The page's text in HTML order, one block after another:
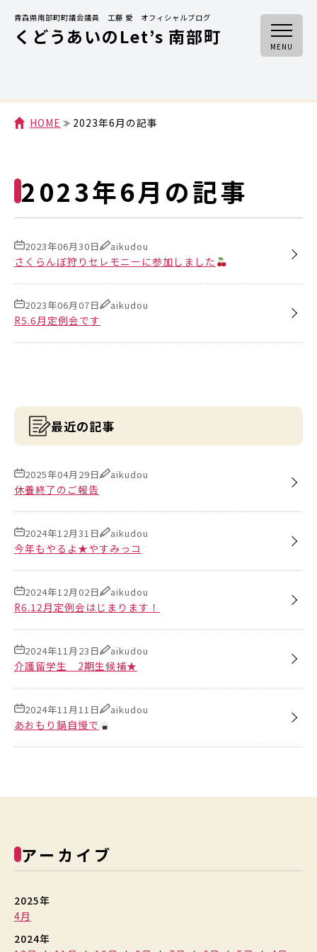
青森県南部町町議会議員 工藤 愛 オフィシャルブログ
くどうあいのLet’s 南部町 MENU
HOME 2023年6月の記事
2023年6月の記事
さくらんぼ狩りセレモニーに参加しました
2023年06月30日 aikudou
R5.6月定例会です
2023年06月07日 aikudou
最近の記事
休養終了のご報告
2025年04月29日 aikudou
今年もやるよ★やすみっコ
2024年12月31日 aikudou
R6.12月定例会はじまります！
2024年12月02日 aikudou
介護留学生 2期生候補★
2024年11月23日 aikudou
あおもり鍋自慢で
2024年11月11日 aikudou
アーカイブ
2025年
4月
2024年